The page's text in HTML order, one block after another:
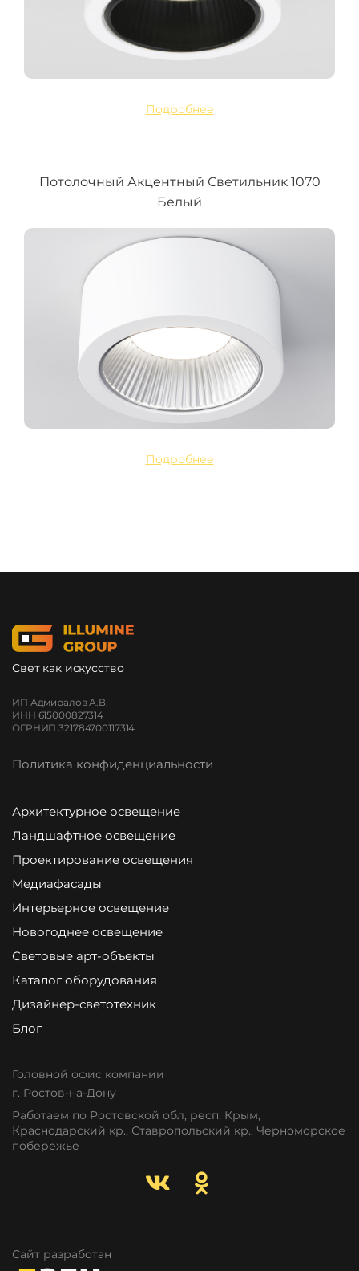
Подробнее
Потолочный Акцентный Светильник 1070
Белый
Подробнее
Свет как искусство
ИП Адмиралов А.В.
ИНН 615000827314
ОГРНИП 321784700117314
Политика конфиденциальности
Архитектурное освещение
Ландшафтное освещение
Проектирование освещения
Медиафасады
Интерьерное освещение
Новогоднее освещение
Световые арт-объекты
Каталог оборудования
Дизайнер-светотехник
Блог
Головной офис компании
г. Ростов-на-Дону
Работаем по Ростовской обл, респ. Крым,
Краснодарский кр., Ставропольский кр., Черноморское
побережье
Сайт разработан